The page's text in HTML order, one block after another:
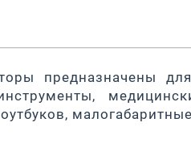
предназначены